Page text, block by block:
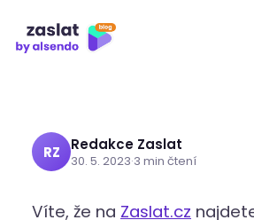
obsah
Sběrná a výdejní
Proč je pro
klíčové využívat je?
RZ Redakce Zaslat
30. 5. 2023·3 min čtení
Víte, že na Zaslat.cz